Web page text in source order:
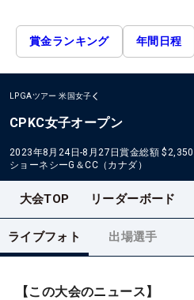
賞金ランキング 年間日程
LPGAツアー 米国女子
CPKC女子オープン
2023年8月24日-8月27日賞金総額
ショーネシーG＆CC（カナダ）
大会TOP リーダーボード
ライブフォト 出場選手
【この大会のニュース】